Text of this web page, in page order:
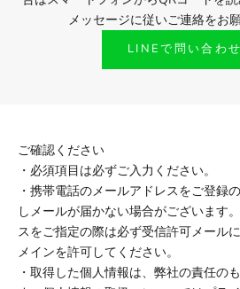
メッセージに従いご連絡をお
LINEで問い合わ
ご確認ください
・必須項目は必ずご入力ください。
・携帯電話のメールアドレスをご登録
しメールが届かない場合がございます
スをご指定の際は必ず受信許可メール
メインを許可してください。
・取得した個人情報は、弊社の責任の